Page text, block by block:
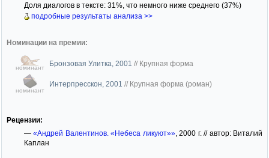
Доля диалогов в тексте: 31%, что немного ниже среднего (37%)
подробные результаты анализа >>
Номинации на премии:
номинант Бронзовая Улитка, 2001 // Крупная форма
номинант
Интерпресскон, 2001 // Крупная форма (роман)
Рецензии:
—«Андрей Валентинов. «Небеса ликуют»», 2000 г. // автор: Виталий
Каплан